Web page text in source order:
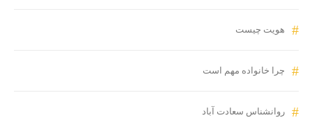
هویت چیست
چرا خانواده مهم است
روانشناس سعادت آباد